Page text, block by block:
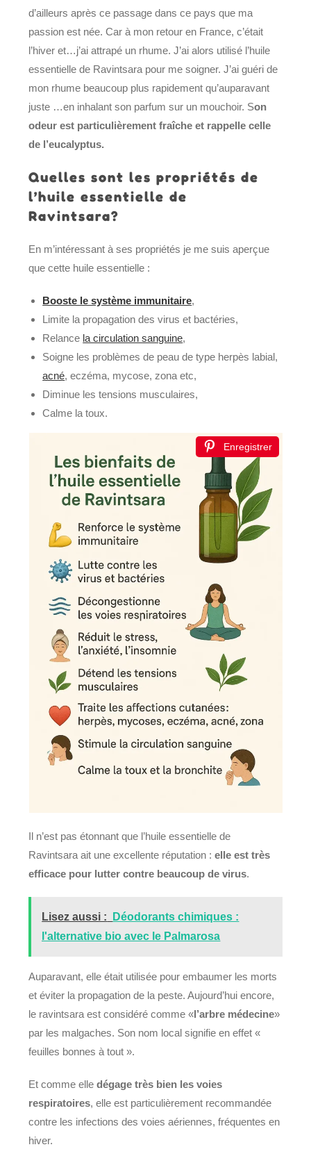
d’ailleurs après ce passage dans ce pays que ma
passion est née. Car à mon retour en France, c’était
l’hiver et…j’ai attrapé un rhume. J’ai alors utilisé l’huile
essentielle de Ravintsara pour me soigner. J’ai guéri de
mon rhume beaucoup plus rapidement qu’auparavant
juste …en inhalant son parfum sur un mouchoir. Son
odeur est particulièrement fraîche et rappelle celle
de l’eucalyptus.
Quelles sont les propriétés de
l’huile essentielle de
Ravintsara?
En m’intéressant à ses propriétés je me suis aperçue
que cette huile essentielle :
Booste le système immunitaire,
Limite la propagation des virus et bactéries,
Relance la circulation sanguine,
Soigne les problèmes de peau de type herpès labial,
acné, eczéma, mycose, zona etc,
Diminue les tensions musculaires,
Calme la toux.
Enregistrer
Il n’est pas étonnant que l’huile essentielle de
Ravintsara ait une excellente réputation :elle est très
efficace pour lutter contre beaucoup de virus.
Lisez aussi :
Déodorants chimiques :
l'alternative bio avec le Palmarosa
Auparavant, elle était utilisée pour embaumer les morts
et éviter la propagation de la peste. Aujourd’hui encore,
le ravintsara est considéré comme «l’arbre médecine»
par les malgaches. Son nom local signifie en effet «
feuilles bonnes à tout ».
Et comme elledégage très bien les voies
respiratoires, elle est particulièrement recommandée
contre les infections des voies aériennes, fréquentes en
hiver.